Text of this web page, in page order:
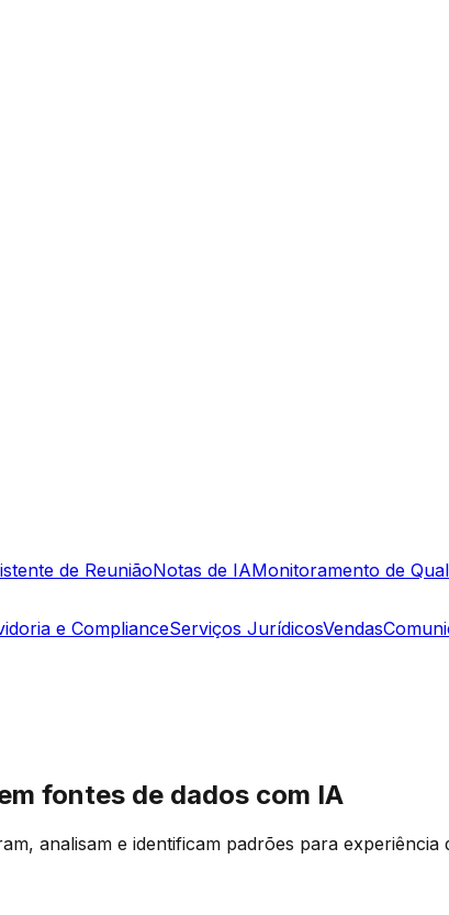
de ReuniãoNotas de IAMonitoramento de
e ComplianceServiços JurídicosVendas
fontes de dados com IA
analisam e identificam padrões para